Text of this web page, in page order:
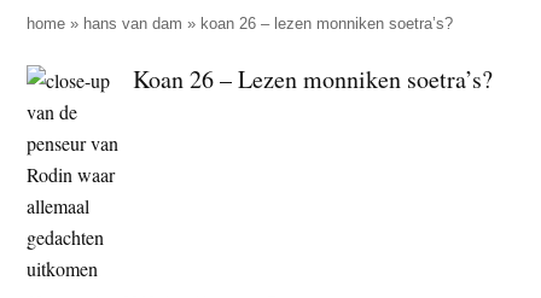
p
d
e
z
e
s
i
t
i
n
e
n
d
e
z
e
home » hans van dam » koan 26 – lezen monniken soetra’s?
Koan 26 – Lezen monniken soetra’s?